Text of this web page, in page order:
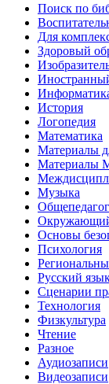
Поиск по
Для
Здоровый
История
Логопедия
Математика
Материалы
Материалы
Музыка
Основы
Психология
Русский
Сценарии
Технология
Физкультура
Чтение
Разное
Аудиозаписи
Видеозаписи